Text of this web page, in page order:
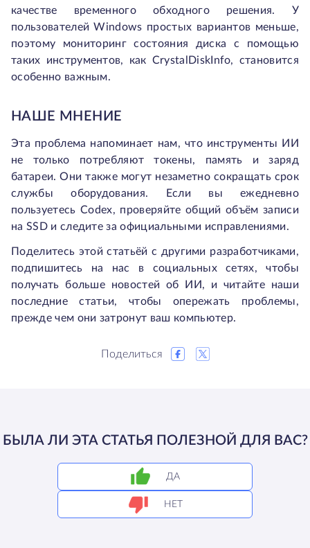
качестве временного обходного решения. У
пользователей Windows простых вариантов меньше,
поэтому мониторинг состояния диска с помощью
таких инструментов, как CrystalDiskInfo, становится
особенно важным.
НАШЕ МНЕНИЕ
Эта проблема напоминает нам, что инструменты ИИ
не только потребляют токены, память и заряд
батареи. Они также могут незаметно сокращать срок
службы оборудования. Если вы ежедневно
пользуетесь Codex, проверяйте общий объём записи
на SSD и следите за официальными исправлениями.
Поделитесь этой статьёй с другими разработчиками,
подпишитесь на нас в социальных сетях, чтобы
получать больше новостей об ИИ, и читайте наши
последние статьи, чтобы опережать проблемы,
прежде чем они затронут ваш компьютер.
Поделиться
БЫЛА ЛИ ЭТА СТАТЬЯ ПОЛЕЗНОЙ ДЛЯ ВАС?
ДА
НЕТ